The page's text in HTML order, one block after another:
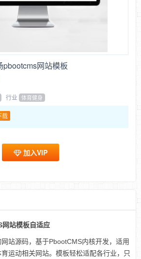
pbootcms网站模板
行业 体育健身
载
加入VIP
网站模板自适应
站源码，基于PbootCMS内核开发，适用
运动相关网站。模板轻松适配各行业，只